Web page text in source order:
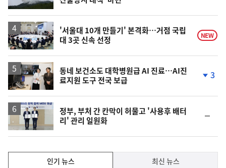
상
승
'서울대 10개 만들기' 본격화…거점 국립
대 3곳 신속 선정
NEW
동네 보건소도 대학병원급 AI 진료…AI진
료지원 도구 전국 보급
하
3
정부, 부처 간 칸막이 허물고 '사용후 배터
리' 관리 일원화
일
인기 뉴스 최신 뉴스